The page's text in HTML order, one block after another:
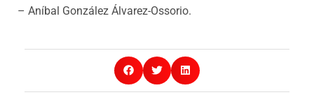
– Aníbal González Álvarez-Ossorio.